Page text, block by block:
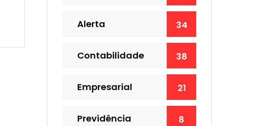
Alerta 34
Contabilidade 38
Empresarial 21
Previdência 8